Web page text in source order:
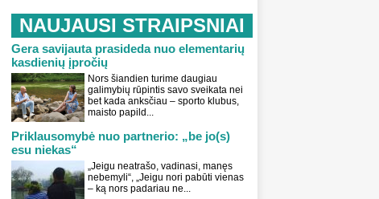
NAUJAUSI STRAIPSNIAI
Gera savijauta prasideda nuo elementarių
kasdienių įpročių
Nors šiandien turime daugiau
galimybių rūpintis savo sveikata nei
bet kada anksčiau – sporto klubus,
maisto papild...
Priklausomybė nuo partnerio: „be jo(s)
esu niekas“
„Jeigu neatrašo, vadinasi, manęs
nebemyli“, „Jeigu nori pabūti vienas
– ką nors padariau ne...